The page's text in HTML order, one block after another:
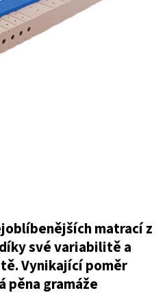
matrací z
své variabilitě a
Vynikající poměr
pěna gramáže